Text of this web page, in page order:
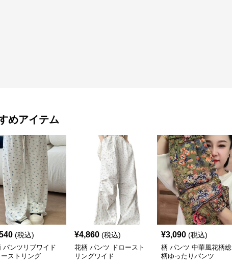
めアイテム
(税込)
パンツリブワイド
ーストリング
¥4,860 (税込)
花柄 パンツ ドロースト
リングワイド
¥3,090 (税込)
柄 パンツ 中華風花柄総
柄ゆったりパンツ